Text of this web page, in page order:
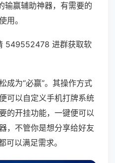
输赢辅助神器，有需要的
用。
549552478 进群获取软
成为“必赢”。其操作方式
可以自定义手机打牌系统
的开挂功能，一键便可以
，不管你是想分享给好友
可以满足需求。